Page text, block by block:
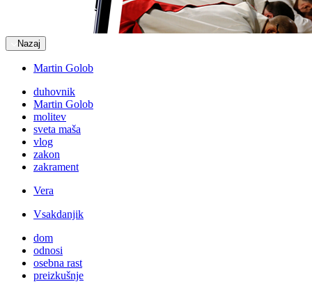
Nazaj
Martin Golob
duhovnik
Martin Golob
molitev
sveta maša
vlog
zakon
zakrament
Vera
Vsakdanjik
dom
odnosi
osebna rast
preizkušnje